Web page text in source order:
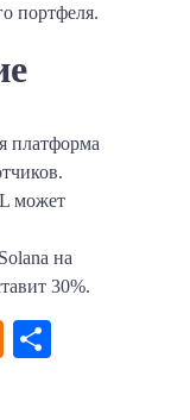
портфеля.
платформа
может
на
30%.